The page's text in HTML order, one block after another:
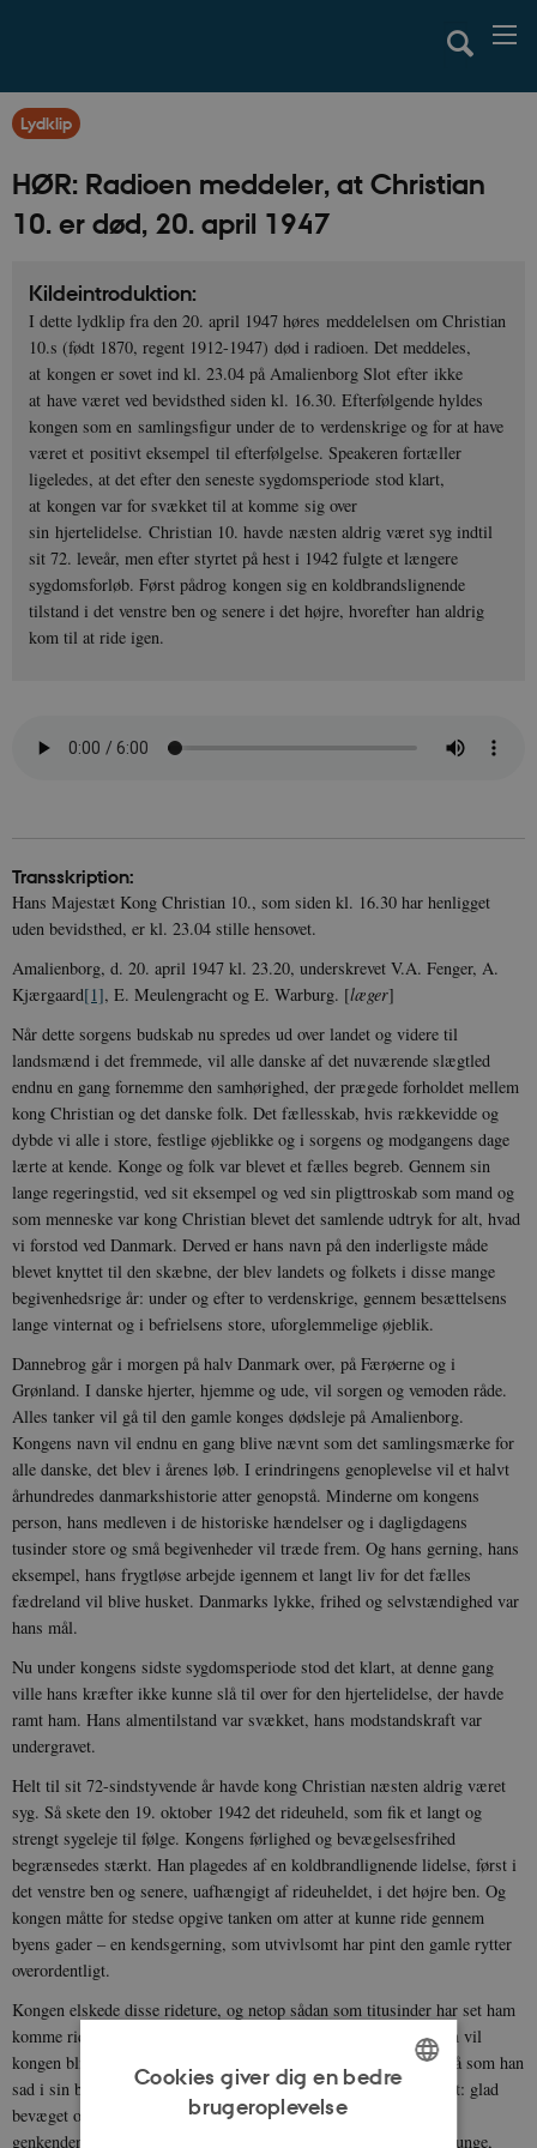
Lydklip
HØR: Radioen meddeler, at Christian
10. er død, 20. april 1947
Kildeintroduktion:
I dette lydklip fra den 20. april 1947 høres meddelelsen om Christian
10.s (født 1870, regent 1912-1947) død i radioen. Det meddeles,
at kongen er sovet ind kl. 23.04 på Amalienborg Slot efter ikke
at have været ved bevidsthed siden kl. 16.30. Efterfølgende hyldes
kongen som en samlingsfigur under de to verdenskrige og for at have
været et positivt eksempel til efterfølgelse. Speakeren fortæller
ligeledes, at det efter den seneste sygdomsperiode stod klart,
at kongen var for svækket til at komme sig over
sin hjertelidelse. Christian 10. havde næsten aldrig været syg indtil
sit 72. leveår, men efter styrtet på hest i 1942 fulgte et længere
sygdomsforløb. Først pådrog kongen sig en koldbrandslignende
tilstand i det venstre ben og senere i det højre, hvorefter han aldrig
kom til at ride igen.
Transskription:
Hans Majestæt Kong Christian 10., som siden kl. 16.30 har henligget
uden bevidsthed, er kl. 23.04 stille hensovet.
Amalienborg, d. 20. april 1947 kl. 23.20, underskrevet V.A. Fenger, A.
Kjærgaard[1], E. Meulengracht og E. Warburg. [læger]
Når dette sorgens budskab nu spredes ud over landet og videre til
landsmænd i det fremmede, vil alle danske af det nuværende slægtled
endnu en gang fornemme den samhørighed, der prægede forholdet mellem
kong Christian og det danske folk. Det fællesskab, hvis rækkevidde og
dybde vi alle i store, festlige øjeblikke og i sorgens og modgangens dage
lærte at kende. Konge og folk var blevet et fælles begreb. Gennem sin
lange regeringstid, ved sit eksempel og ved sin pligttroskab som mand og
som menneske var kong Christian blevet det samlende udtryk for alt, hvad
vi forstod ved Danmark. Derved er hans navn på den inderligste måde
blevet knyttet til den skæbne, der blev landets og folkets i disse mange
begivenhedsrige år: under og efter to verdenskrige, gennem besættelsens
lange vinternat og i befrielsens store, uforglemmelige øjeblik.
Dannebrog går i morgen på halv Danmark over, på Færøerne og i
Grønland. I danske hjerter, hjemme og ude, vil sorgen og vemoden råde.
Alles tanker vil gå til den gamle konges dødsleje på Amalienborg.
Kongens navn vil endnu en gang blive nævnt som det samlingsmærke for
alle danske, det blev i årenes løb. I erindringens genoplevelse vil et halvt
århundredes danmarkshistorie atter genopstå. Minderne om kongens
person, hans medleven i de historiske hændelser og i dagligdagens
tusinder store og små begivenheder vil træde frem. Og hans gerning, hans
eksempel, hans frygtløse arbejde igennem et langt liv for det fælles
fædreland vil blive husket. Danmarks lykke, frihed og selvstændighed var
hans mål.
Nu under kongens sidste sygdomsperiode stod det klart, at denne gang
ville hans kræfter ikke kunne slå til over for den hjertelidelse, der havde
ramt ham. Hans almentilstand var svækket, hans modstandskraft var
undergravet.
Helt til sit 72-sindstyvende år havde kong Christian næsten aldrig været
syg. Så skete den 19. oktober 1942 det rideuheld, som fik et langt og
strengt sygeleje til følge. Kongens førlighed og bevægelsesfrihed
begrænsedes stærkt. Han plagedes af en koldbrandlignende lidelse, først i
det venstre ben og senere, uafhængigt af rideuheldet, i det højre ben. Og
kongen måtte for stedse opgive tanken om atter at kunne ride gennem
byens gader – en kendsgerning, som utvivlsomt har pint den gamle rytter
overordentligt.
Kongen elskede disse rideture, og netop sådan som titusinder har set ham
komme ridende – alene, uden ledsagere, hilst og hilsende – sådan vil
kongen blive husket i hovedstaden og i det ganske land. Men også som han
sad i sin bil på de sidste besøg rundt i landet, vil han blive husket: glad
bevæget over den hjertelige hyldest, der strømmede ham i møde;
genkendende ansigter og navne og smilende til børnene og til de unge,
Cookies giver dig en bedre
brugeroplevelse